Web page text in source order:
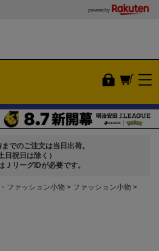
powered by
でのご注文は当日出荷。
日祝日は除く）
ＪリーグIDが必要です。
ファッション小物
ファッション小物